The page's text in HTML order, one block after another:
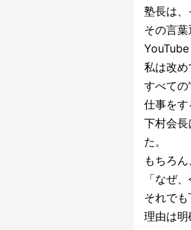
塾長は、
その言
YouTube
私は改め
すべての
仕事をす
下村会
た。
もちろ
「なぜ
それでも
理由は